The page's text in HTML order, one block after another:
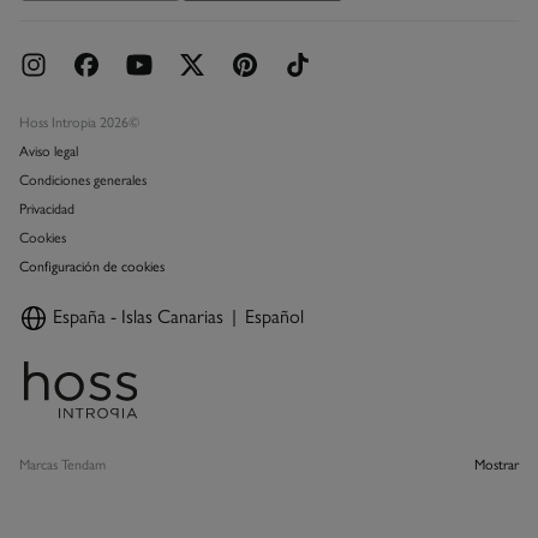
Hoss Intropia 2026©
Aviso legal
Condiciones generales
Privacidad
Cookies
Configuración de cookies
España - Islas Canarias Español
Marcas Tendam Mostrar